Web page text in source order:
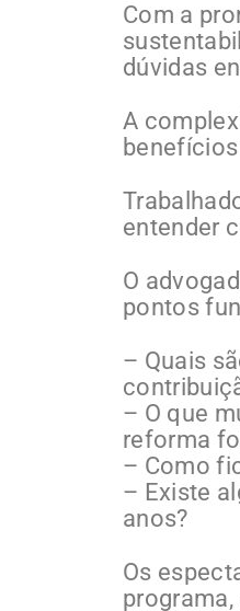
Com a
dúvidas
A
entender
O
pontos
– Quais
– O que
reforma
– Como
– Existe
anos?
Os